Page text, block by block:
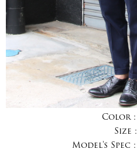
Color :
Size :
Model's Spec :